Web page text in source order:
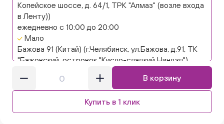
Копейское шоссе, д. 64/1, ТРК "Алмаз" (возле входа
в Ленту))
ежедневно с 10:00 до 20:00
Мало
Бажова 91 (Китай) (г.Челябинск, ул.Бажова, д.91, ТК
"Бажовский, островок "Кисло-сладкий Ниндзя")
ежедневно с 10:00 до 20:00
Нет в наличии
Бажова 91 Цветы (г. Челябинск, ул.Бажова, д91/1 (на
ежедневно с 10:00 до 20:00
В корзину
Купить в 1 клик